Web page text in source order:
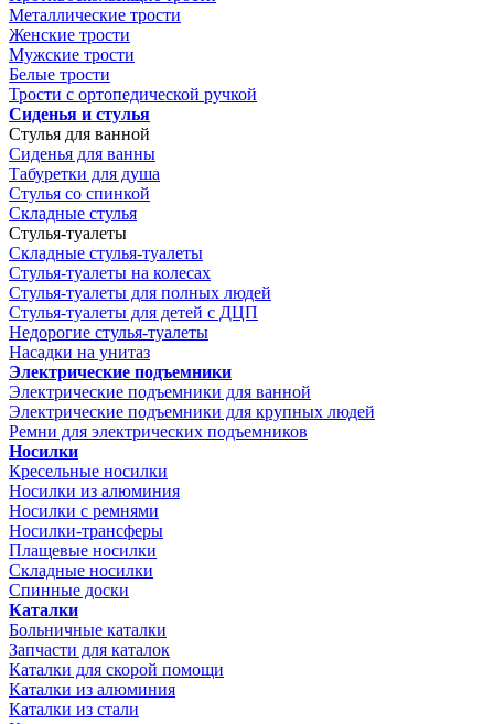
Металлические трости
Женские трости
Мужские трости
Белые трости
Трости с ортопедической ручкой
Сиденья и стулья
Стулья для ванной
Сиденья для ванны
Табуретки для душа
Стулья со спинкой
Складные стулья
Стулья-туалеты
Складные стулья-туалеты
Стулья-туалеты на колесах
Стулья-туалеты для полных людей
Стулья-туалеты для детей с ДЦП
Недорогие стулья-туалеты
Насадки на унитаз
Электрические подъемники
Электрические подъемники для ванной
Электрические подъемники для крупных людей
Ремни для электрических подъемников
Носилки
Кресельные носилки
Носилки из алюминия
Носилки с ремнями
Носилки-трансферы
Плащевые носилки
Складные носилки
Спинные доски
Каталки
Больничные каталки
Запчасти для каталок
Каталки для скорой помощи
Каталки из алюминия
Каталки из стали